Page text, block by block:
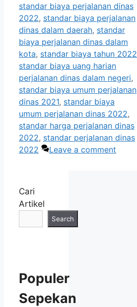
standar biaya perjalanan dinas
2022, standar biaya perjalanan
dinas dalam daerah, standar
biaya perjalanan dinas dalam
kota, standar biaya tahun 2022
standar biaya uang harian
perjalanan dinas dalam negeri,
standar biaya umum perjalanan
dinas 2021, standar biaya
umum perjalanan dinas 2022,
standar harga perjalanan dinas
2022, standar perjalanan dinas
2022
Leave a comment
Cari
Artikel
Search
Populer
Sepekan